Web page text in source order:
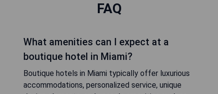
FAQ
What amenities can I expect at a
boutique hotel in Miami?
Boutique hotels in Miami typically offer luxurious
accommodations, personalized service, unique